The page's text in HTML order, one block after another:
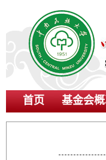
首页 基金会